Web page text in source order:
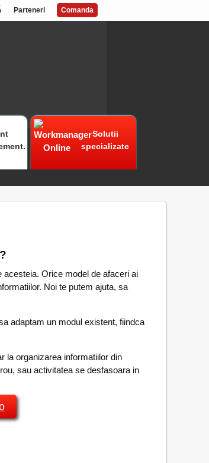
Parteneri Comanda
Solutii
specializate
Orice model de afaceri ai
Noi te putem ajuta, sa
adaptam un modul existent, fiindca
la organizarea informatiilor din
sau activitatea se desfasoara in